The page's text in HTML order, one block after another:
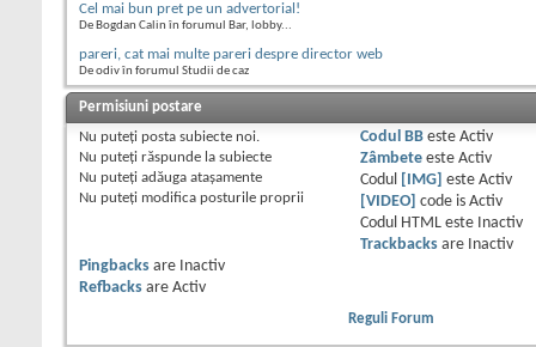
Cel mai bun pret pe un advertorial!
De Bogdan Calin în forumul Bar, lobby...
pareri, cat mai multe pareri despre director web
De odiv în forumul Studii de caz
Permisiuni postare
Nu puteţi posta subiecte noi.
Nu puteţi răspunde la subiecte
Nu puteţi adăuga ataşamente
Nu puteţi modifica posturile proprii
Codul BBeste Activ
Zâmbeteeste Activ
Codul
[IMG] este Activ
[VIDEO]
code is Activ
Codul HTML este
Inactiv
Trackbacksare
Inactiv
Pingbacks are
Inactiv
Refbacks are Activ
Reguli Forum